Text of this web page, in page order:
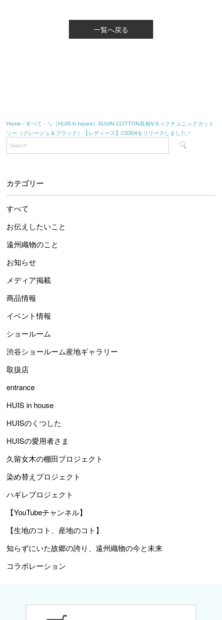
一覧へ戻る
Home ›すべて › ＼［HUIS in house］SUVIN COTTON長袖Vネックチュニックカット
ソー（グレージュ＆ブラック）【レディース】CS304をリリースしました／
カテゴリー
すべて
お伝えしたいこと
遠州織物のこと
お知らせ
メディア掲載
商品情報
イベント情報
ショールーム
渋谷ショールーム産地ギャラリー
取扱店
entrance
HUIS in house
HUISのくつした
HUISの愛用者さま
久留女木の棚田プロジェクト
染め替えプロジェクト
ハギレプロジェクト
【YouTubeチャンネル】
【生地のコト、産地のコト】
知らずにいた故郷の誇り、遠州織物の今と未来
コラボレーション